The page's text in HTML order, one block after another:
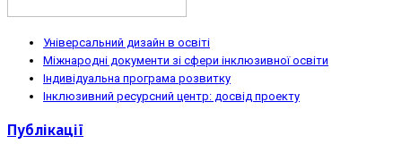
Універсальний дизайн в освіті
Міжнародні документи зі сфери інклюзивної освіти
Індивідуальна програма розвитку
Інклюзивний ресурсний центр: досвід проекту
Публікації